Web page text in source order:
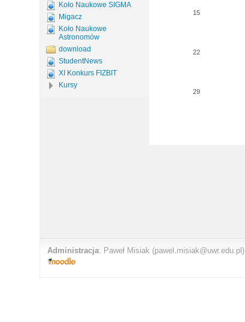
15
22
29
Koło Naukowe SIGMA
Migacz
Koło Naukowe
Astronomów
download
StudentNews
XI Konkurs FIZBIT
Kursy
Administracja: Paweł Misiak (pawel.misiak@uwr.edu.pl)